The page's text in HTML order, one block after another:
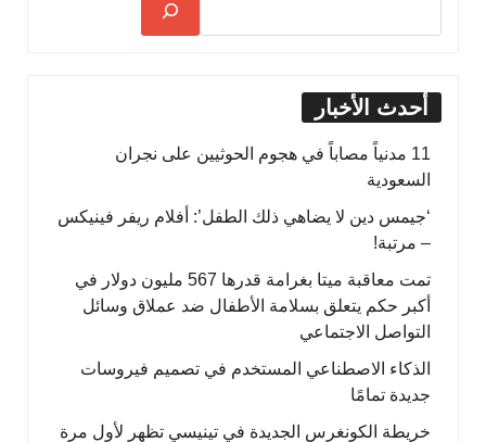
أحدث الأخبار
11 مدنياً مصاباً في هجوم الحوثيين على نجران
السعودية
‘جيمس دين لا يضاهي ذلك الطفل’: أفلام ريفر فينيكس
– مرتبة!
تمت معاقبة ميتا بغرامة قدرها 567 مليون دولار في
أكبر حكم يتعلق بسلامة الأطفال ضد عملاق وسائل
التواصل الاجتماعي
الذكاء الاصطناعي المستخدم في تصميم فيروسات
جديدة تمامًا
خريطة الكونغرس الجديدة في تينيسي تظهر لأول مرة